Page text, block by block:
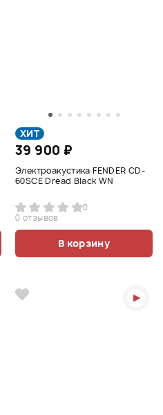
ХИТ
39 900 ₽
Электроакустика FENDER CD-
60SCE Dread Black WN
0
0 отзывов
В корзину